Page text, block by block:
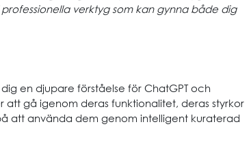
verktyg som kan gynna både dig
en djupare förståelse för ChatGPT och
att gå igenom deras funktionalitet, deras styrkor
att använda dem genom intelligent kuraterad